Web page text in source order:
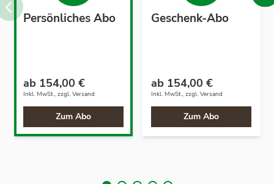
Persönliches Abo
ab 154,00 €
Inkl. MwSt., zzgl. Versand
Zum Abo
Geschenk-Abo
ab 154,00 €
Inkl. MwSt., zzgl. Versand
Zum Abo